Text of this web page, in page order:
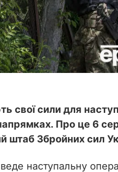
свої сили для
Про це 6
штаб Збройних сил
наступальну